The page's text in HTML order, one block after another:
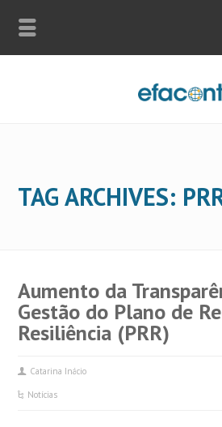
TAG ARCHIVES:
Aumento da
Gestão do Plano de
Resiliência (PRR)
Catarina Inácio
Notícias